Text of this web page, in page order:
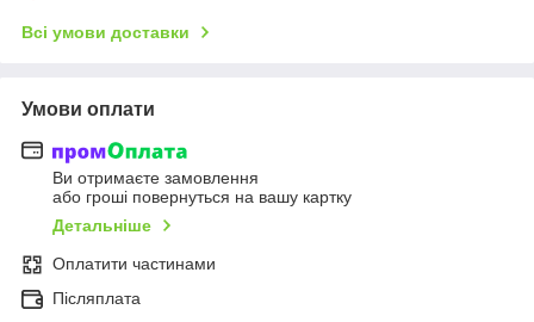
Всі умови доставки
Умови оплати
Ви отримаєте замовлення
або гроші повернуться на вашу картку
Детальніше
Оплатити частинами
Післяплата